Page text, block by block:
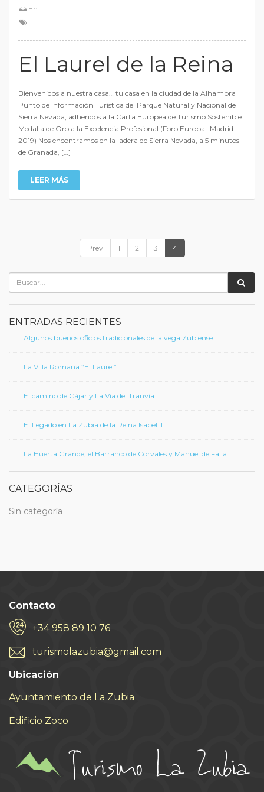
En
El Laurel de la Reina
Bienvenidos a nuestra casa… tu casa en la ciudad de la Alhambra
Punto de Información Turística del Parque Natural y Nacional de
Sierra Nevada, adheridos a la Carta Europea de Turismo Sostenible.
Medalla de Oro a la Excelencia Profesional (Foro Europa -Madrid
2019) Nos encontramos en la ladera de Sierra Nevada, a 5 minutos
de Granada, […]
LEER MÁS
Prev 1 2 3 4
ENTRADAS RECIENTES
Algunos buenos oficios tradicionales de la vega Zubiense
La Villa Romana “El Laurel”
El camino de Cájar y La Vía del Tranvía
El Legado en La Zubia de la Reina Isabel II
La Huerta Grande, el Barranco de Corvales y Manuel de Falla
CATEGORÍAS
Sin categoría
Contacto
+34 958 89 10 76
turismolazubia@gmail.com
Ubicación
Ayuntamiento de La Zubia
Edificio Zoco